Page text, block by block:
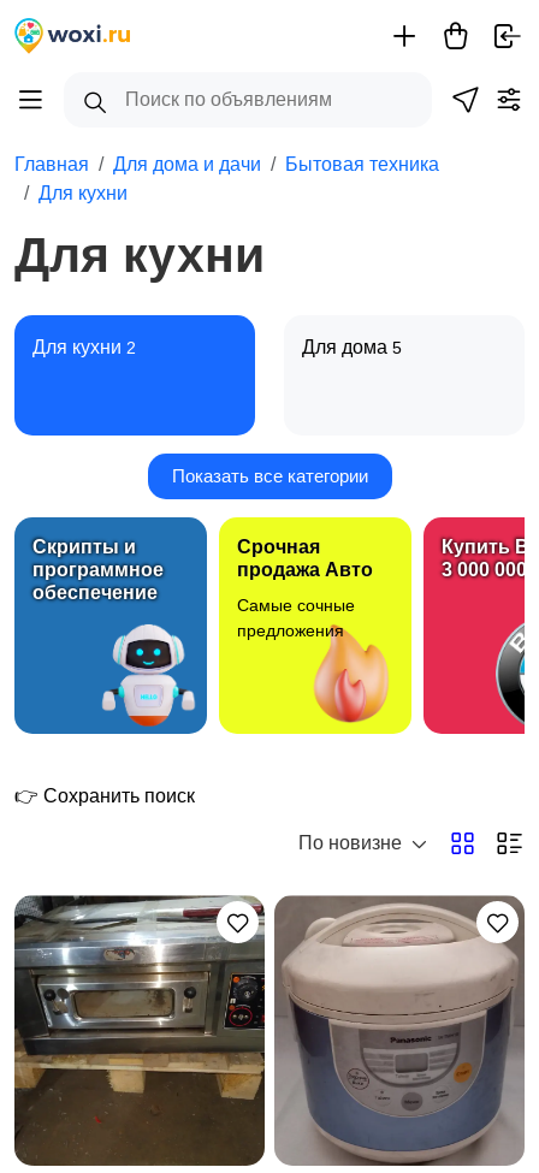
Главная Для дома и дачи
Бытовая техника
Для кухни
Для кухни
Для кухни 2 Для дома 5
Климатическая
техника1
Показать все категории
Скрипты и
программное
обеспечение
Срочная
продажа Авто
Самые сочные
предложения
Купить
3 000 000
👉 Сохранить поиск
По новизне